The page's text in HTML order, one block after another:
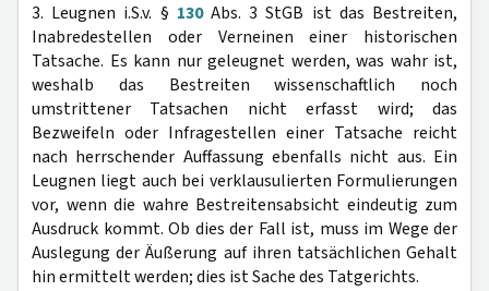
3. Leugnen i.S.v. § 130Abs. 3 StGB ist das Bestreiten,
Inabredestellen oder Verneinen einer historischen
Tatsache. Es kann nur geleugnet werden, was wahr ist,
weshalb das Bestreiten wissenschaftlich noch
umstrittener Tatsachen nicht erfasst wird; das
Bezweifeln oder Infragestellen einer Tatsache reicht
nach herrschender Auffassung ebenfalls nicht aus. Ein
Leugnen liegt auch bei verklausulierten Formulierungen
vor, wenn die wahre Bestreitensabsicht eindeutig zum
Ausdruck kommt. Ob dies der Fall ist, muss im Wege der
Auslegung der Äußerung auf ihren tatsächlichen Gehalt
hin ermittelt werden; dies ist Sache des Tatgerichts.